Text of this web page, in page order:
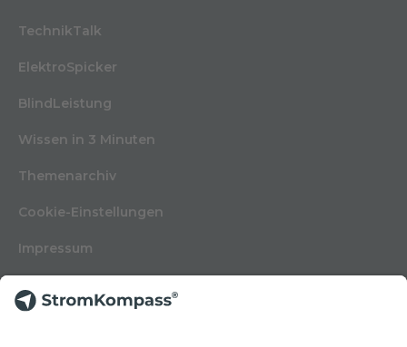
TechnikTalk
ElektroSpicker
BlindLeistung
Wissen in 3 Minuten
Themenarchiv
Cookie-Einstellungen
Impressum